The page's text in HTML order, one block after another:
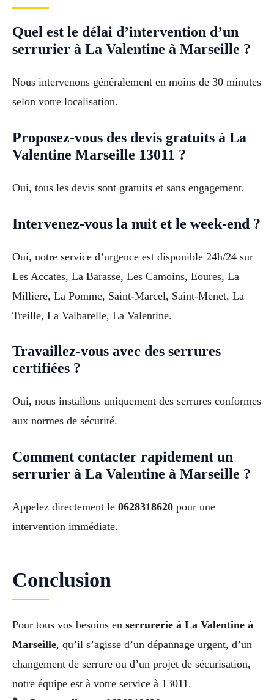
Quel est le délai d’intervention d’un
serrurier à La Valentine à Marseille ?
Nous intervenons généralement en moins de 30 minutes
selon votre localisation.
Proposez-vous des devis gratuits à La
Valentine Marseille 13011 ?
Oui, tous les devis sont gratuits et sans engagement.
Intervenez-vous la nuit et le week-end ?
Oui, notre service d’urgence est disponible 24h/24 sur
Les Accates, La Barasse, Les Camoins, Eoures, La
Milliere, La Pomme, Saint-Marcel, Saint-Menet, La
Treille, La Valbarelle, La Valentine.
Travaillez-vous avec des serrures
certifiées ?
Oui, nous installons uniquement des serrures conformes
aux normes de sécurité.
Comment contacter rapidement un
serrurier à La Valentine à Marseille ?
Appelez directement le 0628318620 pour une
intervention immédiate.
Conclusion
Pour tous vos besoins en serrurerie à La Valentine à
Marseille, qu’il s’agisse d’un dépannage urgent, d’un
changement de serrure ou d’un projet de sécurisation,
notre équipe est à votre service à 13011.